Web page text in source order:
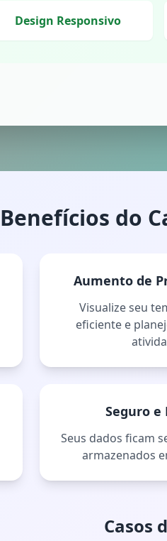
Design Responsivo
Benefícios do
Aumento de
Visualize seu
eficiente e
Seguro e
Seus dados ficam
armazenados
Casos